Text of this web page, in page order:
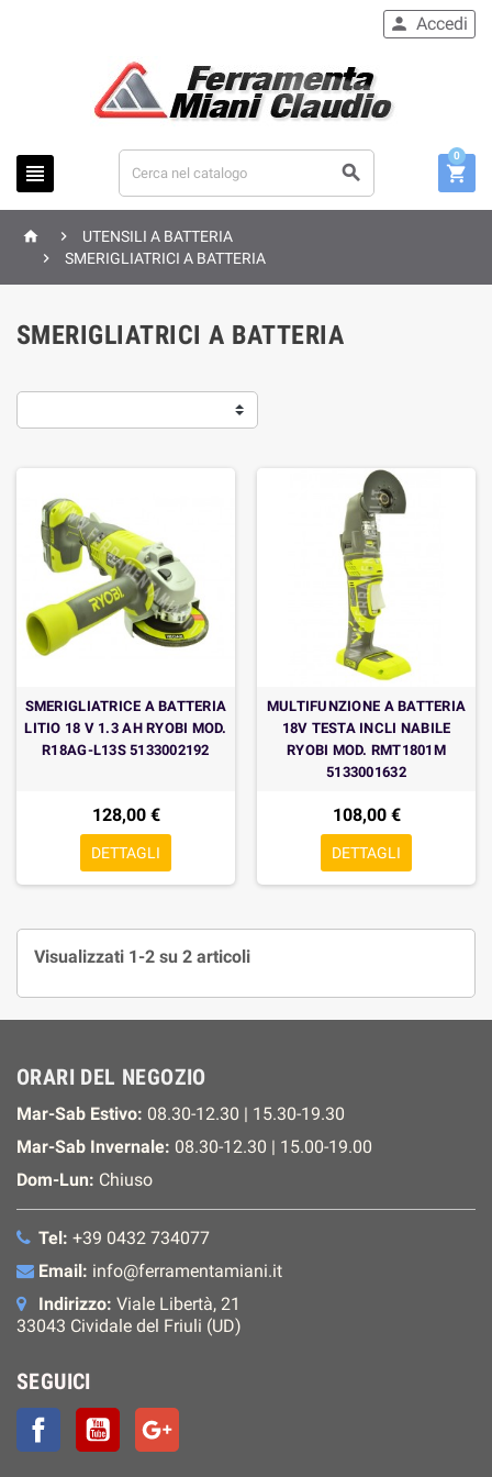
 
 Accedi

0
 
UTENSILI A BATTERIA

SMERIGLIATRICI A BATTERIA
SMERIGLIATRICI A BATTERIA
SMERIGLIATRICE A BATTERIA
LITIO 18 V 1.3 AH RYOBI MOD.
R18AG-L13S 5133002192
128,00 €
DETTAGLI
MULTIFUNZIONE A BATTERIA
18V TESTA INCLI NABILE
RYOBI MOD. RMT1801M
5133001632
108,00 €
DETTAGLI
Visualizzati 1-2 su 2 articoli
ORARI DEL NEGOZIO
Mar-Sab Estivo: 08.30-12.30 | 15.30-19.30
Mar-Sab Invernale: 08.30-12.30 | 15.00-19.00
Dom-Lun: Chiuso
Tel: +39 0432 734077
Email: info@ferramentamiani.it
Indirizzo: Viale Libertà, 21
33043 Cividale del Friuli (UD)
SEGUICI
FacebookYouTube